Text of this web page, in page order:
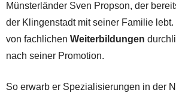
Münsterländer Sven Propson, der
der Klingenstadt mit seiner Familie
von fachlichen Weiterbildungen
nach seiner Promotion.
So erwarb er Spezialisierungen in der